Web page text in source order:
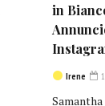
in
Irene